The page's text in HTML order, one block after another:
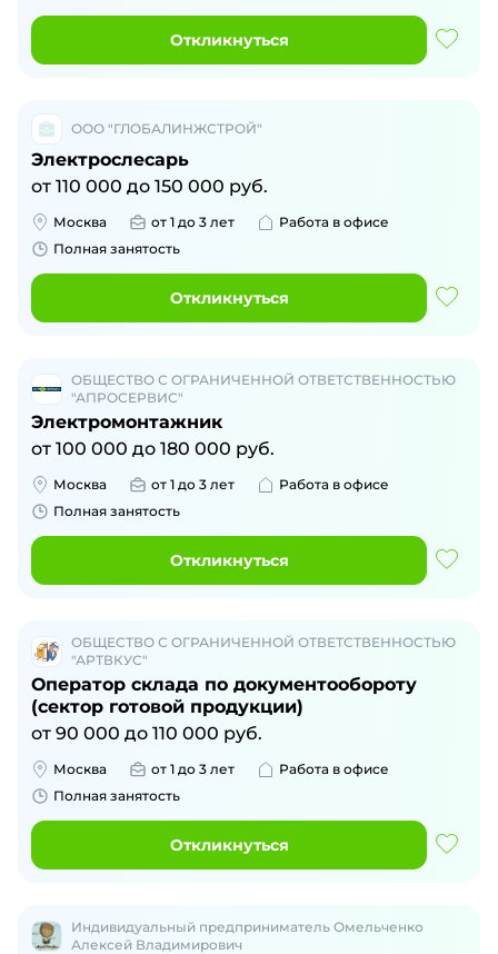
Откликнуться
ООО "ГЛОБАЛИНЖСТРОЙ"
Электрослесарь
от 110 000 до 150 000 руб.
Москва от 1 до 3 лет
Работа в офисе
Полная занятость
Откликнуться
ОБЩЕСТВО С ОГРАНИЧЕННОЙ ОТВЕТСТВЕННОСТЬЮ
"АПРОСЕРВИС"
Электромонтажник
от 100 000 до 180 000 руб.
Москва от 1 до 3 лет
Работа в офисе
Полная занятость
Откликнуться
ОБЩЕСТВО С ОГРАНИЧЕННОЙ ОТВЕТСТВЕННОСТЬЮ
"АРТВКУС"
Оператор склада по документообороту
(сектор готовой продукции)
от 90 000 до 110 000 руб.
Москва от 1 до 3 лет
Работа в офисе
Полная занятость
Откликнуться
Индивидуальный предприниматель Омельченко
Алексей Владимирович